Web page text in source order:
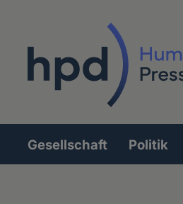
Hauptnavigation
Gesellschaft Politik